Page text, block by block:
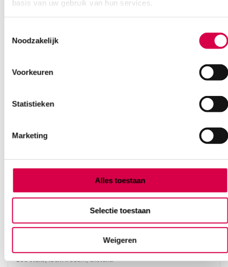
basis van uw gebruik van hun services.
Noodzakelijk
Voorkeuren
Statistieken
Marketing
Alles toestaan
Selectie toestaan
Weigeren
Ook interessant
Stereinox Self-Sealing sterilisatiezakje, 190mm
REINOX
200 stuks, 19cm x 36cm, onsteriel